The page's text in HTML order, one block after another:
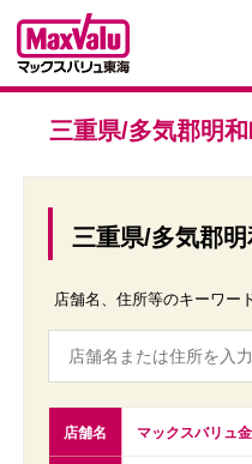
三重県/多気郡明
三重県/多気郡
店舗名、住所等のキーワー
店舗名 マックスバリュ